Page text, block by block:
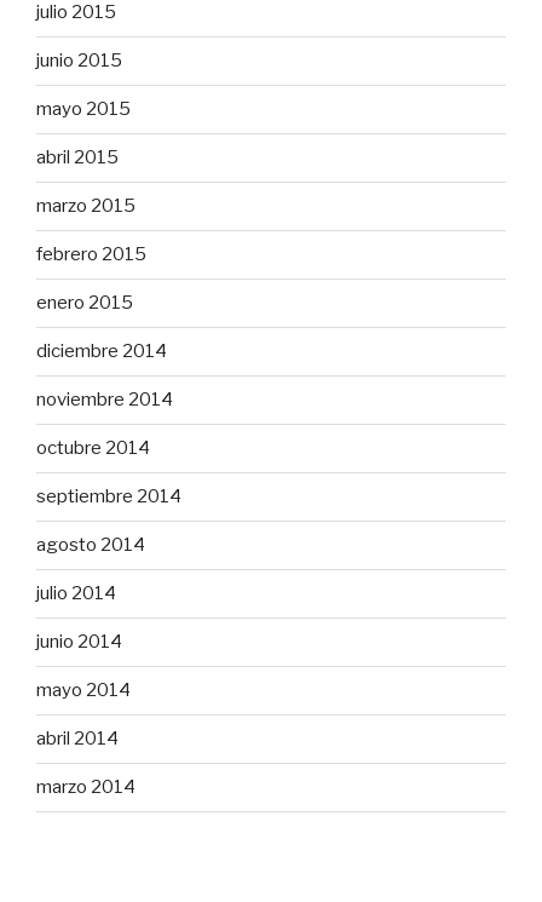
julio 2015
junio 2015
mayo 2015
abril 2015
marzo 2015
febrero 2015
enero 2015
diciembre 2014
noviembre 2014
octubre 2014
septiembre 2014
agosto 2014
julio 2014
junio 2014
mayo 2014
abril 2014
marzo 2014